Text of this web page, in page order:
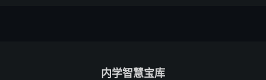
内学智慧宝库